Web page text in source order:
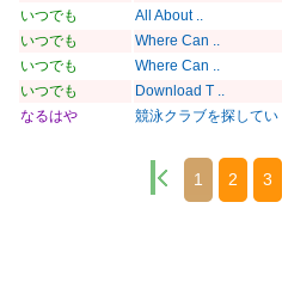
いつでも
All About ..
いつでも
Where Can ..
いつでも
Where Can ..
いつでも
Download T ..
なるはや
競泳クラブを探してい ..
1 2 3